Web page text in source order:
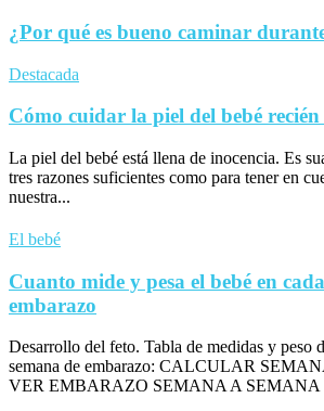
¿Por qué es bueno caminar
Destacada
Cómo cuidar la piel del bebé
La piel del bebé está llena de inocencia. Es
tres razones suficientes como para tener en
nuestra...
El bebé
Cuanto mide y pesa el bebé en
embarazo
Desarrollo del feto. Tabla de medidas y peso
semana de embarazo: CALCULAR
VER EMBARAZO SEMANA A SEMANA